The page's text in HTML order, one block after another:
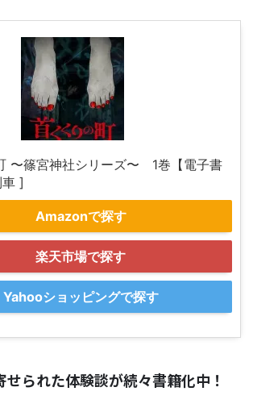
〜篠宮神社シリーズ〜 1巻【電子書
]
Amazonで探す
楽天市場で探す
Yahooショッピングで探す
せられた体験談が続々書籍化中！